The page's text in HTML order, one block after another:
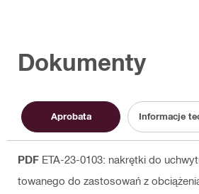
Dokumenty
Aprobata Informacje
PDF ETA-23-0103: nakrętki do
towanego do zastosowań z